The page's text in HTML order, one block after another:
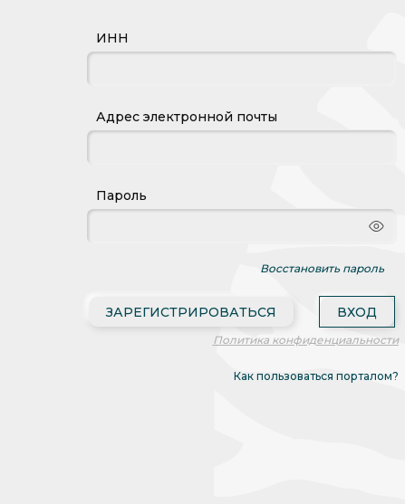
ИНН
Адрес электронной почты
Пароль
Восстановить пароль
ЗАРЕГИСТРИРОВАТЬСЯ
Политика конфиденциальности
Как пользоваться порталом?